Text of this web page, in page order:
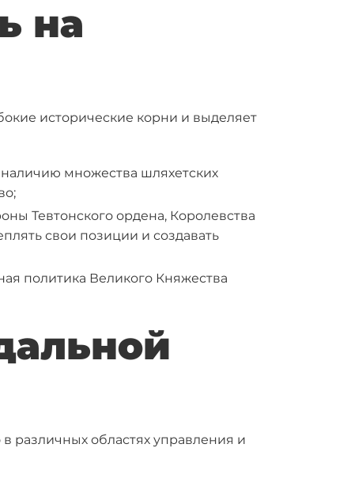
на
исторические корни и выделяет
множества шляхетских
Тевтонского ордена, Королевства
свои позиции и создавать
политика Великого Княжества
различных областях управления и